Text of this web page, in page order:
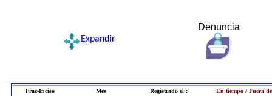
Denuncia
Expandir
Frac-Inciso Mes Registrado el : En tiempo / Fuera